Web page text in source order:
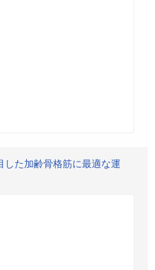
した加齢骨格筋に最適な運